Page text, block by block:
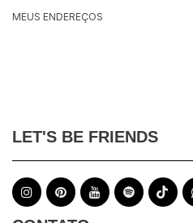
MEUS ENDEREÇOS
LET'S BE FRIENDS